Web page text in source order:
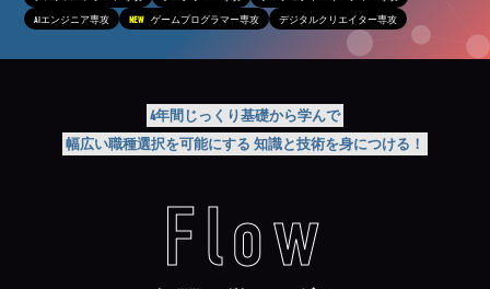
AIエンジニア専攻 NEW ゲームプログラマー専攻 デジタルクリエイター専攻
4年間じっくり基礎から学んで
幅広い職種選択を可能にする 知識と技術を身につける！
Flow